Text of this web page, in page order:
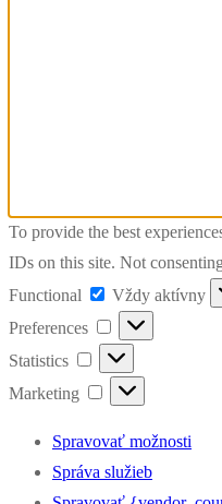
To provide the best
IDs on this site. Not
Functional
Functional
Vždy aktívny
Preferences
Preferences
Statistics
Statistics
Marketing
Marketing
Spravovať možnosti
Správa služieb